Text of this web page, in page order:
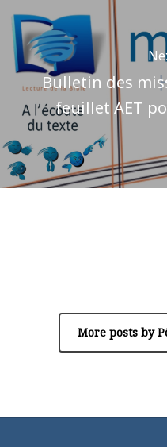
Bulletin des
feuillet AET
More posts by